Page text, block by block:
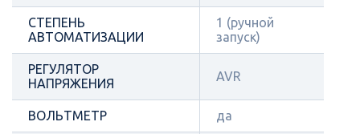
СТЕПЕНЬ
АВТОМАТИЗАЦИИ
1 (ручной
запуск)
РЕГУЛЯТОР
НАПРЯЖЕНИЯ
AVR
ВОЛЬТМЕТР да